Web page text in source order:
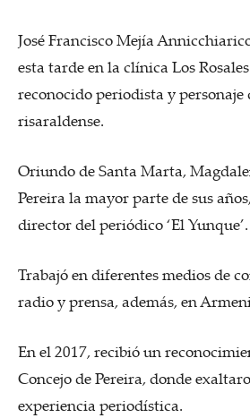
José Francisco Mejía
esta tarde en la clínica Los
reconocido periodista y personaje
risaraldense.
Oriundo de Santa Marta,
Pereira la mayor parte de sus
director del periódico ‘El Yunque’.
Trabajó en diferentes medios de
radio y prensa, además, en
En el 2017, recibió un
Concejo de Pereira, donde
experiencia periodística.